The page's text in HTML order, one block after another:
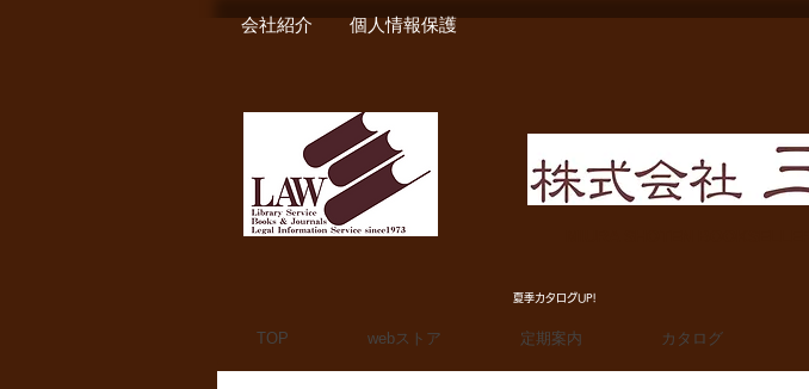
会社紹介 個人情報保護
夏季カタログUP!
TOP webストア 定期案内 カタログ